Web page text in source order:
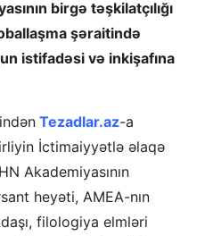
birgə təşkilatçılığı
şəraitində
istifadəsi və inkişafına
Tezadlar.az-a
İctimaiyyətlə əlaqə
Akademiyasının
heyəti, AMEA-nın
filologiya elmləri